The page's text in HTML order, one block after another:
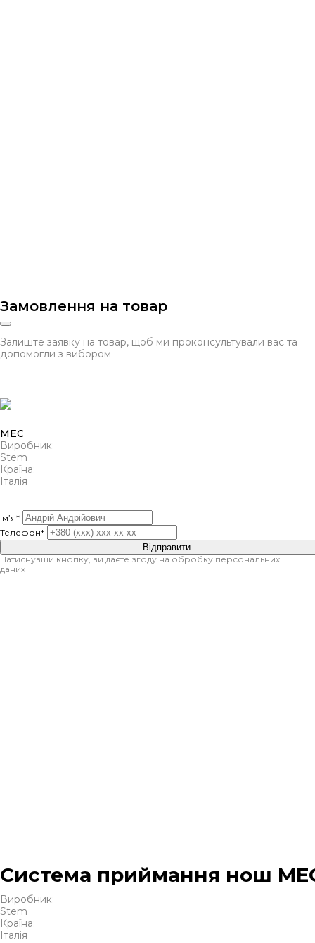
Замовлення на товар
Залиште заявку на товар, щоб ми проконсультували вас та
допомогли з вибором
MEC
Виробник:
Stem
Країна:
Італія
Ім’я*
Телефон*
Відправити
Натиснувши кнопку, ви даєте згоду на обробку персональних
даних
Система приймання нош
Виробник:
Stem
Країна:
Італія